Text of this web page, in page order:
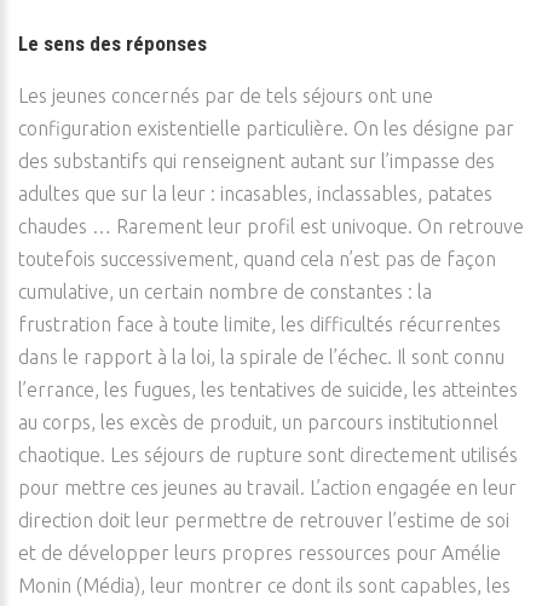
Le sens des réponses
Les jeunes concernés par de tels séjours ont une
configuration existentielle particulière. On les désigne par
des substantifs qui renseignent autant sur l’impasse des
adultes que sur la leur : incasables, inclassables, patates
chaudes … Rarement leur profil est univoque. On retrouve
toutefois successivement, quand cela n’est pas de façon
cumulative, un certain nombre de constantes : la
frustration face à toute limite, les difficultés récurrentes
dans le rapport à la loi, la spirale de l’échec. Il sont connu
l’errance, les fugues, les tentatives de suicide, les atteintes
au corps, les excès de produit, un parcours institutionnel
chaotique. Les séjours de rupture sont directement utilisés
pour mettre ces jeunes au travail. L’action engagée en leur
direction doit leur permettre de retrouver l’estime de soi
et de développer leurs propres ressources pour Amélie
Monin (Média), leur montrer ce dont ils sont capables, les